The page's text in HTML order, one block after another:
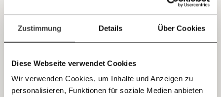
Zustimmung Details Über Cookies
Diese Webseite verwendet Cookies
Wir verwenden Cookies, um Inhalte und Anzeigen zu
personalisieren, Funktionen für soziale Medien anbieten
Jetzt
einfach
teilen.
E-Mail